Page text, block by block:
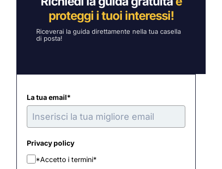
proteggi i tuoi interessi!
Riceverai la guida direttamente nella tua casella
di posta!
La tua email*
Privacy policy
*Accetto i termini*